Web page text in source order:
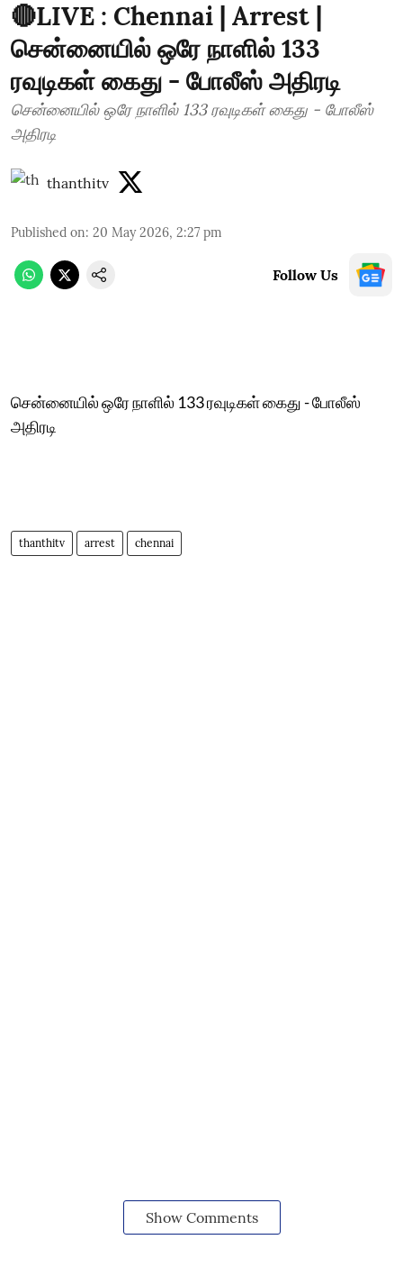
🔴LIVE : Chennai | Arrest |
சென்னையில் ஒரே நாளில் 133
ரவுடிகள் கைது - போலீஸ் அதிரடி
சென்னையில் ஒரே நாளில் 133 ரவுடிகள் கைது - போலீஸ்
அதிரடி
thanthitv
Published on: 20 May 2026, 2:27 pm
Follow Us
சென்னையில் ஒரே நாளில் 133 ரவுடிகள் கைது - போலீஸ்
அதிரடி
thanthitv arrest chennai
Show Comments